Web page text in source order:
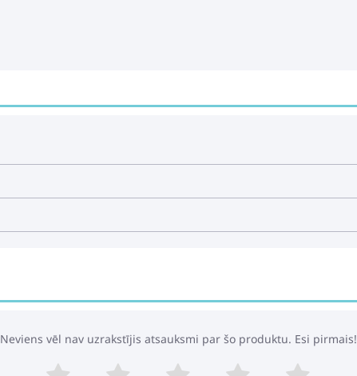
Neviens vēl nav uzrakstījis atsauksmi par šo produktu. Esi pirmais!